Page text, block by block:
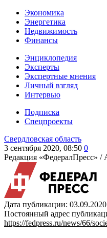
Экономика
Энергетика
Недвижимость
Финансы
Энциклопедия
Эксперты
Экспертные мнения
Личный взгляд
Интервью
Подписка
Спецпроекты
Свердловская область
3 сентября 2020, 08:50 0
Редакция «ФедералПресс» /
Дата публикации:
Постоянный адрес
https://fedpress.ru/news/66/